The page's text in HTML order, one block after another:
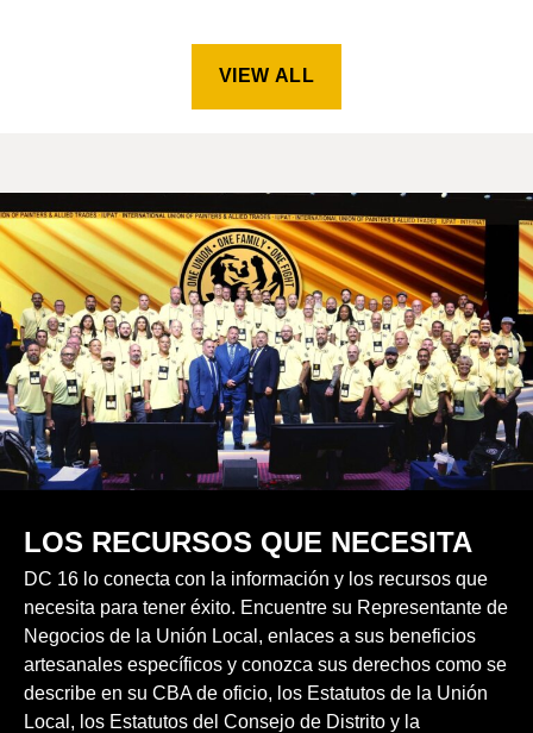
VIEW ALL
LOS RECURSOS QUE NECESITA
DC 16 lo conecta con la información y los recursos que
necesita para tener éxito. Encuentre su Representante de
Negocios de la Unión Local, enlaces a sus beneficios
artesanales específicos y conozca sus derechos como se
describe en su CBA de oficio, los Estatutos de la Unión
Local, los Estatutos del Consejo de Distrito y la